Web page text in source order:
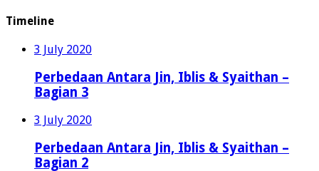
Timeline
3 July 2020
Perbedaan Antara Jin, Iblis & Syaithan –
Bagian 3
3 July 2020
Perbedaan Antara Jin, Iblis & Syaithan –
Bagian 2